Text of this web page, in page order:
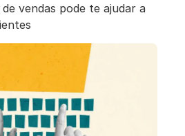
vendas pode te ajudar a